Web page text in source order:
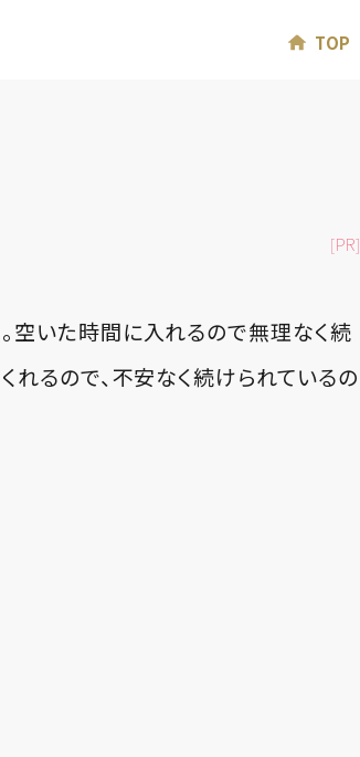
TOP
[PR]
空いた時間に入れるので無理なく続
れるので、不安なく続けられているの